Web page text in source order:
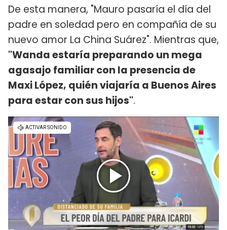
De esta manera, "Mauro pasaría el día del
padre en soledad pero en compañía de su
nuevo amor La China Suárez". Mientras que,
"Wanda estaría preparando un mega
agasajo familiar con la presencia de
Maxi López, quién viajaría a Buenos Aires
para estar con sus hijos".